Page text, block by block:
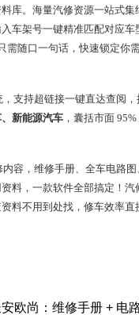
库。海量汽修资源一站式集
车架号一键精准匹配对应车
需随口一句话，快速锁定你
，支持超链接一键直达查阅
新能源汽车 ，囊括市面
容，维修手册、全车电路
料，一款软件全部搞定！汽
料不用到处找，修车效率直
欧尚：维修手册 + 电